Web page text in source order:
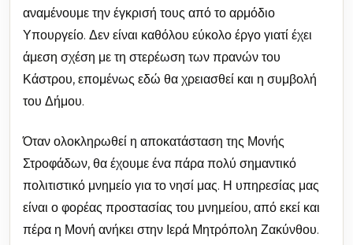
αναμένουμε την έγκρισή τους από το αρμόδιο
Υπουργείο. Δεν είναι καθόλου εύκολο έργο γιατί έχει
άμεση σχέση με τη στερέωση των πρανών του
Κάστρου, επομένως εδώ θα χρειασθεί και η συμβολή
του Δήμου.
Όταν ολοκληρωθεί η αποκατάσταση της Μονής
Στροφάδων, θα έχουμε ένα πάρα πολύ σημαντικό
πολιτιστικό μνημείο για το νησί μας. Η υπηρεσίας μας
είναι ο φορέας προστασίας του μνημείου, από εκεί και
πέρα η Μονή ανήκει στην Ιερά Μητρόπολη Ζακύνθου.